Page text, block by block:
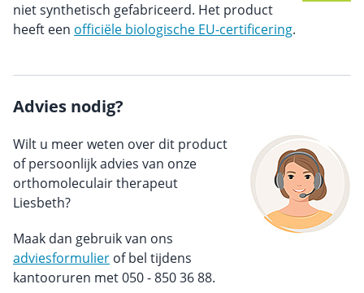
niet synthetisch gefabriceerd. Het product
heeft een officiële biologische EU-certificering.
Advies nodig?
Wilt u meer weten over dit product
of persoonlijk advies van onze
orthomoleculair therapeut
Liesbeth?
Maak dan gebruik van ons
adviesformulier of bel tijdens
kantooruren met 050 - 850 36 88.